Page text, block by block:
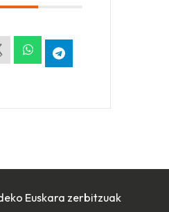
Euskara zerbitzuak